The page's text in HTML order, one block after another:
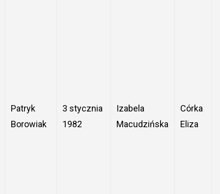
Patryk
Borowiak
3 stycznia
1982
Izabela
Macudzińska
Córka
Eliza